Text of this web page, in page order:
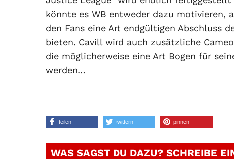
könnte es WB entweder dazu motivieren,
den Fans eine Art endgültigen Abschluss
bieten. Cavill wird auch zusätzliche
die möglicherweise eine Art Bogen für
werden…
teilen twittern pinnen
WAS SAGST DU DAZU? SCHREIBE